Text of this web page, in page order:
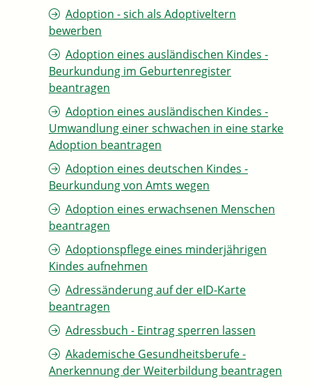
Adoption - sich als Adoptiveltern
bewerben
Adoption eines ausländischen Kindes -
Beurkundung im Geburtenregister
beantragen
Adoption eines ausländischen Kindes -
Umwandlung einer schwachen in eine starke
Adoption beantragen
Adoption eines deutschen Kindes -
Beurkundung von Amts wegen
Adoption eines erwachsenen Menschen
beantragen
Adoptionspflege eines minderjährigen
Kindes aufnehmen
Adressänderung auf der eID-Karte
beantragen
Adressbuch - Eintrag sperren lassen
Akademische Gesundheitsberufe -
Anerkennung der Weiterbildung beantragen